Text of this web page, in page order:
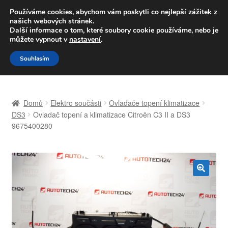
DOPRAVA od 139,-Kč
Volejte po-pá 9-16 704 494 494
Přeskočit
na
navigaci
Přejít
k
obsahu
Celosvětová doprava
Kontakt
Košík
Můj účet
Domů Elektro součásti
Ovladače topení klimatizace
DS3
Ovladač topení a klimatizace Citroën C3 II a DS3
9675400280
Používáme cookies, abychom vám poskytli co nejlepší zážitek z
našich webových stránek.
Další informace o tom, které soubory cookie používáme, nebo je
můžete vypnout v nastavení.
Souhlasím